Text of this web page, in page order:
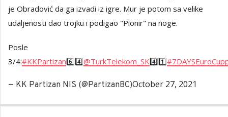
je Obradović da ga izvadi iz igre. Mur je potom sa velike
udaljenosti dao trojku i podigao "Pionir" na noge.
Posle
3/4:#KKPartizan6️⃣4️⃣@TurkTelekom_SK4️⃣1️⃣#7DAYSEuroCup
— KK Partizan NIS (@PartizanBC)October 27, 2021